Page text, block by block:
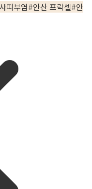
피부염#안산 프락셀#안